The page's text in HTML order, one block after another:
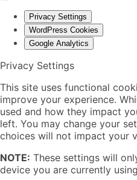
Privacy Settings
WordPress Cookies
Google Analytics
Privacy Settings
This site uses functional
improve your experience.
used and how they impact
left. You may change your
choices will not impact your
NOTE: These settings will
device you are currently